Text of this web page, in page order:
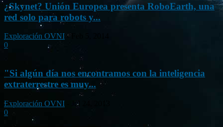
¿Skynet? Unión Europea presenta RoboEarth, una
red solo para robots y...
Exploración OVNI -
0
"Si algún día nos encontramos con la inteligencia
extraterrestre es muy...
Exploración OVNI
Jul 24, 2013
0